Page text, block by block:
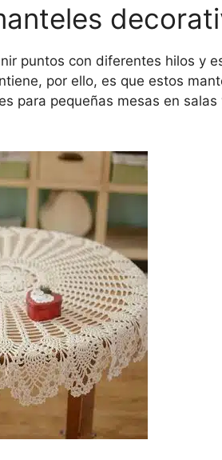
puntos con diferentes hilos y
por ello, es que estos
para pequeñas mesas en salas